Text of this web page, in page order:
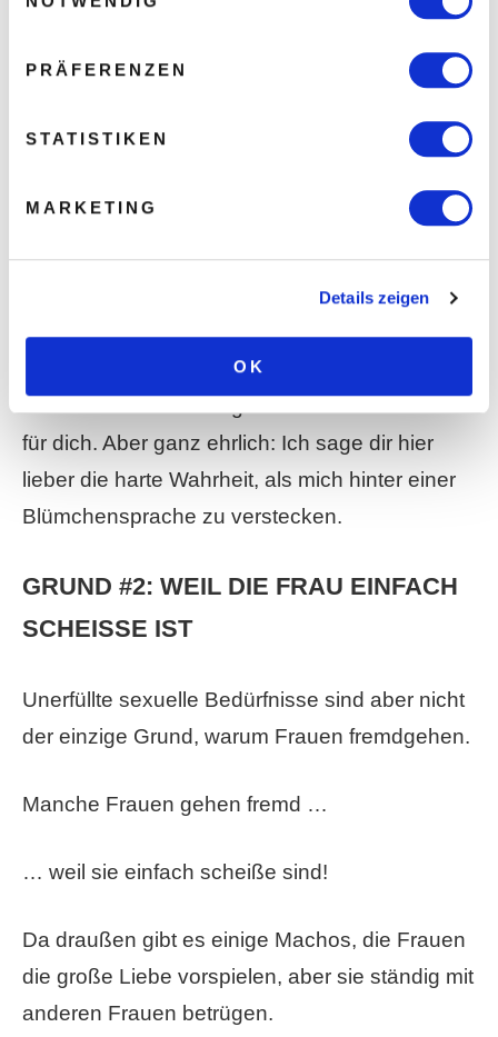
PRÄFERENZEN
STATISTIKEN
MARKETING
Details zeigen
OK
Aber eines haben alle Frauen gemeinsam: Sie
wollen, dass ihre sexuellen Bedürfnisse erfüllt
werden.
Frauen befriedigen ist einfach wichtig für eine
Und ist das nicht der Fall, dann gehen sie sehr
oft fremd.
für dich. Aber ganz ehrlich: Ich sage dir hier
lieber die harte Wahrheit, als mich hinter einer
Blümchensprache zu verstecken.
GRUND #2: WEIL DIE FRAU EINFACH
SCHEISSE IST
Unerfüllte sexuelle Bedürfnisse sind aber nicht
der einzige Grund, warum Frauen fremdgehen.
Manche Frauen gehen fremd …
… weil sie einfach scheiße sind!
Da draußen gibt es einige Machos, die Frauen
die große Liebe vorspielen, aber sie ständig mit
anderen Frauen betrügen.